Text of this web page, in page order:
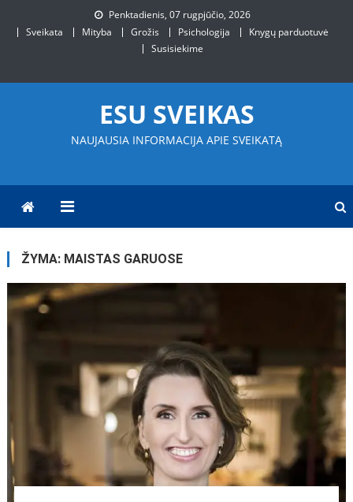
Penktadienis, 07 rugpjūčio, 2026
Sveikata
Mityba Grožis Psichologija
Knygų parduotuvė
Susisiekime
ESU SVEIKAS
NAUJAUSIA INFORMACIJA APIE SVEIKATĄ
ŽYMA: MAISTAS GARUOSE